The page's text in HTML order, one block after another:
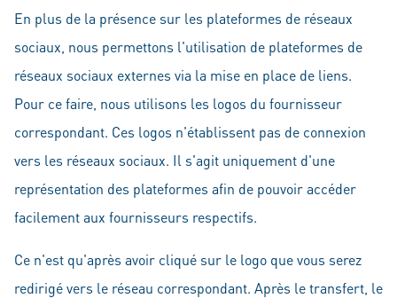
En plus de la présence sur les plateformes de réseaux
sociaux, nous permettons l'utilisation de plateformes de
réseaux sociaux externes via la mise en place de liens.
Pour ce faire, nous utilisons les logos du fournisseur
correspondant. Ces logos n'établissent pas de connexion
vers les réseaux sociaux. Il s'agit uniquement d'une
représentation des plateformes afin de pouvoir accéder
facilement aux fournisseurs respectifs.
Ce n'est qu'après avoir cliqué sur le logo que vous serez
redirigé vers le réseau correspondant. Après le transfert, le